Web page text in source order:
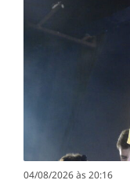
04/08/2026 às 20:16